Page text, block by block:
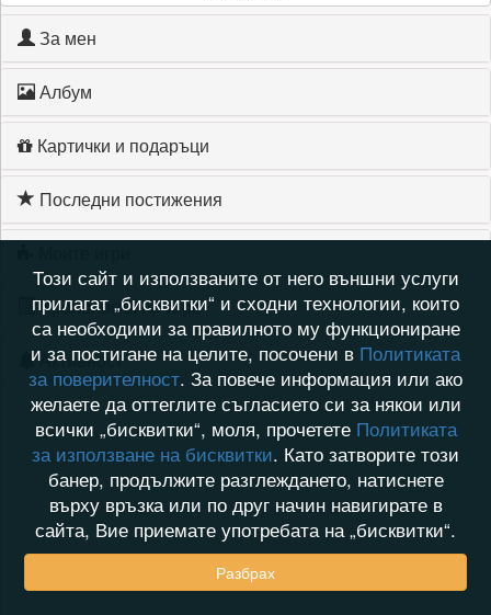
За мен
Албум
Картички и подаръци
Последни постижения
Хронология на игри
Активност
Този сайт и използваните от него външни услуги
прилагат „бисквитки“ и сходни технологии, които
са необходими за правилното му функциониране
и за постигане на целите, посочени в Политиката
за поверителност. За повече информация или ако
желаете да оттеглите съгласието си за някои или
всички „бисквитки“, моля, прочетете Политиката
за използване на бисквитки. Като затворите този
банер, продължите разглеждането, натиснете
върху връзка или по друг начин навигирате в
сайта, Вие приемате употребата на „бисквитки“.
Разбрах